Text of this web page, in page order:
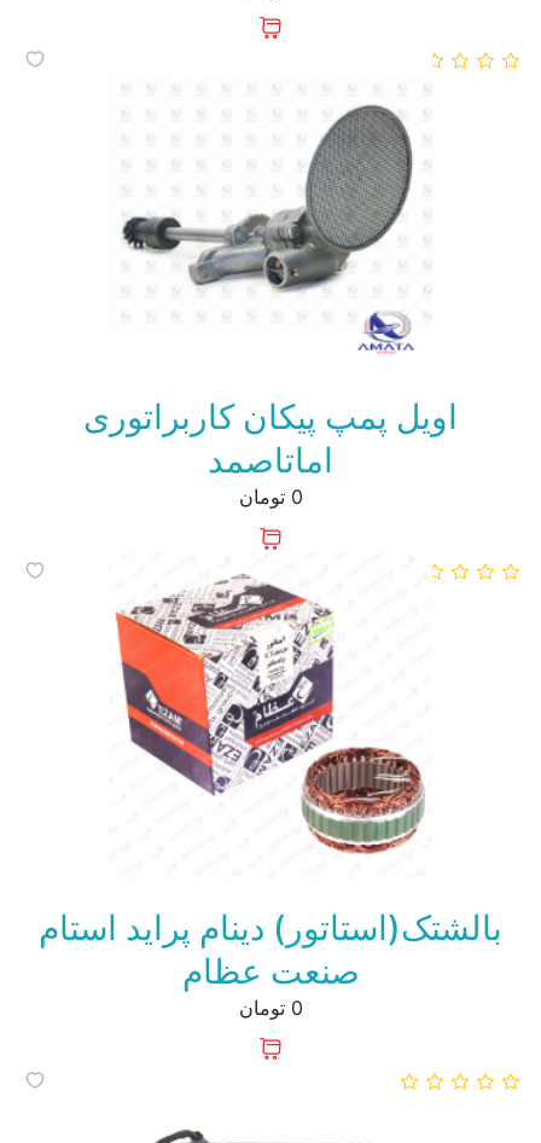
اویل پمپ پیکان کاربراتوری
اماتاصمد
0 تومان
بالشتک(استاتور) دینام پراید استام
صنعت عظام
0 تومان